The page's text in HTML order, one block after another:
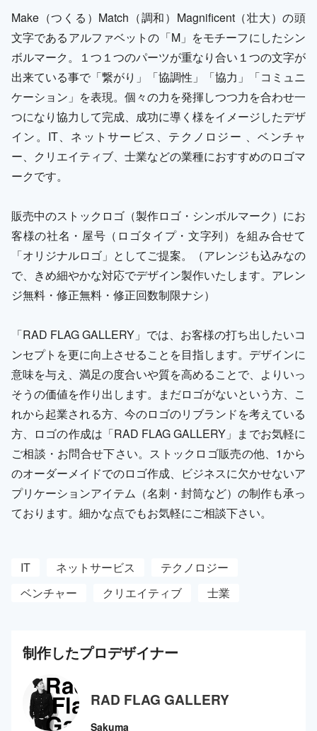
Make（つくる）Match（調和）Magnificent（壮大）の頭
文字であるアルファベットの「M」をモチーフにしたシン
ボルマーク。１つ１つのパーツが重なり合い１つの文字が
出来ている事で「繋がり」「協調性」「協力」「コミュニ
ケーション」を表現。個々の力を発揮しつつ力を合わせ一
つになり協力して完成、成功に導く様をイメージしたデザ
イン。IT、ネットサービス、テクノロジー 、ベンチャ
ー、クリエイティブ、士業などの業種におすすめのロゴマ
ークです。
販売中のストックロゴ（製作ロゴ・シンボルマーク）にお
客様の社名・屋号（ロゴタイプ・文字列）を組み合せて
「オリジナルロゴ」としてご提案。（アレンジも込みなの
で、きめ細やかな対応でデザイン製作いたします。アレン
ジ無料・修正無料・修正回数制限ナシ）
「RAD FLAG GALLERY」では、お客様の打ち出したいコ
ンセプトを更に向上させることを目指します。デザインに
意味を与え、満足の度合いや質を高めることで、よりいっ
そうの価値を作り出します。まだロゴがないという方、こ
れから起業される方、今のロゴのリブランドを考えている
方、ロゴの作成は「RAD FLAG GALLERY」までお気軽に
ご相談・お問合せ下さい。ストックロゴ販売の他、1から
のオーダーメイドでのロゴ作成、ビジネスに欠かせないア
プリケーションアイテム（名刺・封筒など）の制作も承っ
ております。細かな点でもお気軽にご相談下さい。
IT ネットサービス
テクノロジー
ベンチャー
クリエイティブ 士業
制作したプロデザイナー
RAD FLAG GALLERY
Sakuma